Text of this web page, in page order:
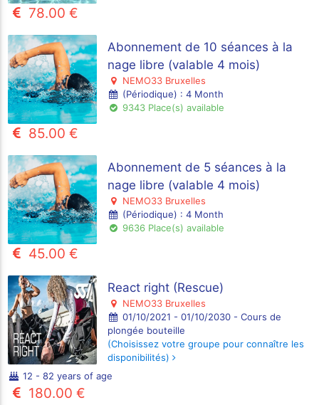
78.00 €
Abonnement de 10 séances à la
nage libre (valable 4 mois)
NEMO33 Bruxelles
(Périodique) : 4 Month
9343 Place(s) available
85.00 €
Abonnement de 5 séances à la
nage libre (valable 4 mois)
NEMO33 Bruxelles
(Périodique) : 4 Month
9636 Place(s) available
45.00 €
React right (Rescue)
NEMO33 Bruxelles
01/10/2021 - 01/10/2030 - Cours de
plongée bouteille
(Choisissez votre groupe pour connaître les
disponibilités)
12 - 82 years of age
180.00 €